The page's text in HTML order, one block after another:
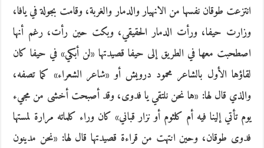
انتزعت طوقان نفسها من الانهيار والدمار والغربة، وقامت بجولة في يافا،
وزارت حيفا، ورأت الدمار الحقيقي، وبكت حين رأت، رغم أنها
اصطحبت معها في الطريق إلى حيفا قصيدتها «لن أبكي» في حيفا كان
لقاؤها الأول بالشاعر محمود درويش أو «شاعر الشعراء» كما تصفه،
والذي قال لها: «ها نحن نلتقي يا فدوى، وقد أصبحت أخشى من مجيء
يوم تأتي إلينا فيه أم كلثوم أو نزار قباني» كان وراء كلماته مرارة لمستها
فدوى طوقان، وحين انتهت من قراءة قصيدتها قال لها: «نحن مدينون